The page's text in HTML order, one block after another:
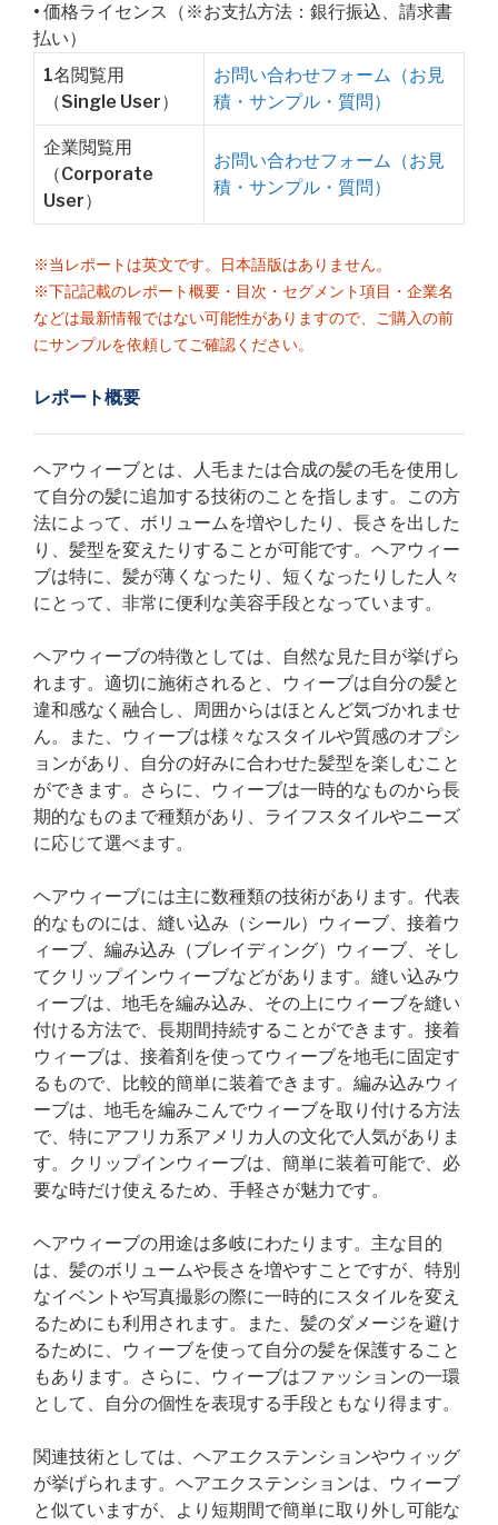
• 価格ライセンス（※お支払方法：銀行振込、請求書
払い）
1名閲覧用
（Single User）
お問い合わせフォーム（お見
積・サンプル・質問）
企業閲覧用
（Corporate
User）
お問い合わせフォーム（お見
積・サンプル・質問）
※当レポートは英文です。日本語版はありません。
※下記記載のレポート概要・目次・セグメント項目・企業名
などは最新情報ではない可能性がありますので、ご購入の前
にサンプルを依頼してご確認ください。
レポート概要
ヘアウィーブとは、人毛または合成の髪の毛を使用し
て自分の髪に追加する技術のことを指します。この方
法によって、ボリュームを増やしたり、長さを出した
り、髪型を変えたりすることが可能です。ヘアウィー
ブは特に、髪が薄くなったり、短くなったりした人々
にとって、非常に便利な美容手段となっています。
ヘアウィーブの特徴としては、自然な見た目が挙げら
れます。適切に施術されると、ウィーブは自分の髪と
違和感なく融合し、周囲からはほとんど気づかれませ
ん。また、ウィーブは様々なスタイルや質感のオプシ
ョンがあり、自分の好みに合わせた髪型を楽しむこと
ができます。さらに、ウィーブは一時的なものから長
期的なものまで種類があり、ライフスタイルやニーズ
に応じて選べます。
ヘアウィーブには主に数種類の技術があります。代表
的なものには、縫い込み（シール）ウィーブ、接着ウ
ィーブ、編み込み（ブレイディング）ウィーブ、そし
てクリップインウィーブなどがあります。縫い込みウ
ィーブは、地毛を編み込み、その上にウィーブを縫い
付ける方法で、長期間持続することができます。接着
ウィーブは、接着剤を使ってウィーブを地毛に固定す
るもので、比較的簡単に装着できます。編み込みウィ
ーブは、地毛を編みこんでウィーブを取り付ける方法
で、特にアフリカ系アメリカ人の文化で人気がありま
す。クリップインウィーブは、簡単に装着可能で、必
要な時だけ使えるため、手軽さが魅力です。
ヘアウィーブの用途は多岐にわたります。主な目的
は、髪のボリュームや長さを増やすことですが、特別
なイベントや写真撮影の際に一時的にスタイルを変え
るためにも利用されます。また、髪のダメージを避け
るために、ウィーブを使って自分の髪を保護すること
もあります。さらに、ウィーブはファッションの一環
として、自分の個性を表現する手段ともなり得ます。
関連技術としては、ヘアエクステンションやウィッグ
が挙げられます。ヘアエクステンションは、ウィーブ
と似ていますが、より短期間で簡単に取り外し可能な